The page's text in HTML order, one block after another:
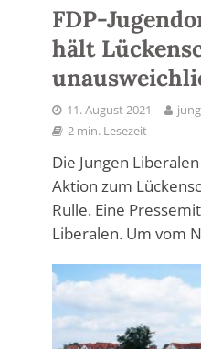
FDP-
hält
11. August 2021
2 min. Lesezeit
Die Jungen
Aktion zum
Rulle. Eine
Liberalen. Um vom